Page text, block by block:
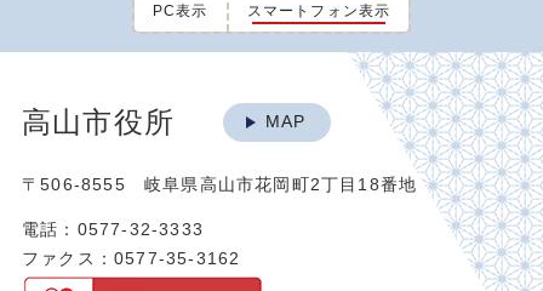
PC表示 スマートフォン表示
高山市役所 MAP
〒506-8555 岐阜県高山市花岡町2丁目18番地
電話：0577-32-3333
ファクス：0577-35-3162